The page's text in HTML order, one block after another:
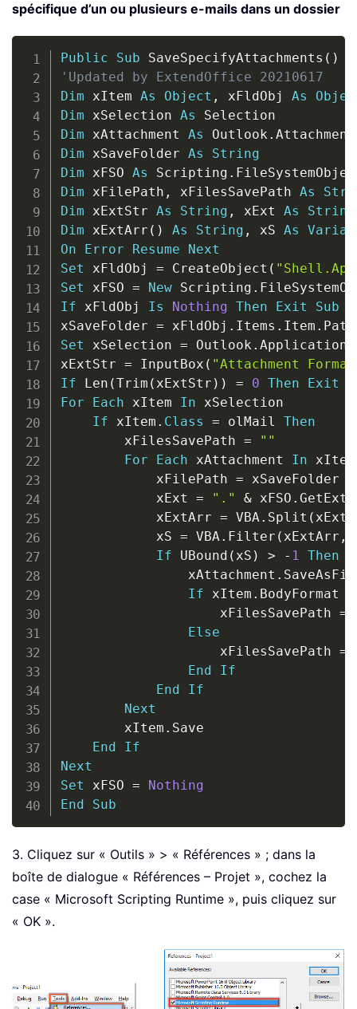
spécifique d’un ou plusieurs e-mails dans un dossier
Public Sub SaveSpecifyAttachments ( )
'Updated by ExtendOffice 20210617
Dim xItem As Object , xFldObj As
Dim xSelection As
Dim xAttachment As Outlook .
Dim xSaveFolder As
String
Dim xFSO As Scripting .
Dim xFilePath , xFilesSavePath As
Dim xExtStr As String , xExt As
String
Dim xExtArr ( ) As String , xS As
On
Error Resume
Next
Set xFldObj = CreateObject (
Set xFSO = New Scripting .
If xFldObj Is Nothing Then Exit
Sub
xSaveFolder = xFldObj . Items . Item .
Set xSelection = Outlook . Application
xExtStr = InputBox ( "Attachment
If Len (Trim ( xExtStr ) ) = 0 Then Exit
For
Each xItem In xSelection
If xItem . Class = olMail Then
        xFilesSavePath
=
""
For
Each xAttachment In xItem
            xFilePath
= xSaveFolder
            xExt
= "." & xFSO .
            xExtArr
= VBA. Split (
            xS
= VBA. Filter ( xExtArr ,
If UBound ( xS ) > - 1 Then
                xAttachment
.
If xItem . BodyFormat
                    xFilesSavePath
=
Else
                    xFilesSavePath
=
End
If
End
If
Next
        xItem
. Save
End
If
Next
Set xFSO =
Nothing
End
Sub
Copy
3. Cliquez sur « Outils » > « Références » ; dans la
boîte de dialogue « Références – Projet », cochez la
case « Microsoft Scripting Runtime », puis cliquez sur
« OK ».